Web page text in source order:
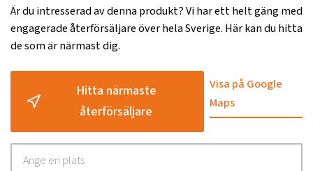
Är du intresserad av denna produkt? Vi har ett helt gäng med
engagerade återförsäljare över hela Sverige. Här kan du hitta
de som är närmast dig.
Hitta närmaste
återförsäljare
Visa på Google
Maps